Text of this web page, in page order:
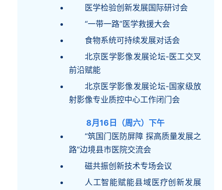
医学检验创新发展国际研讨会
“一带一路”医学救援大会
食物系统可持续发展对话会
北京医学影像发展论坛-医工交叉
前沿赋能
北京医学影像发展论坛-国家级放
射影像专业质控中心工作闭门会
8月16日（周六）下午
“筑国门医防屏障 探高质量发展之
路”边境县市医院交流会
磁共振创新技术专场会议
人工智能赋能县域医疗创新发展